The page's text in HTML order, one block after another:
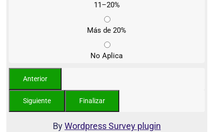
11–20%
Más de 20%
No Aplica
ByWordpress Survey plugin